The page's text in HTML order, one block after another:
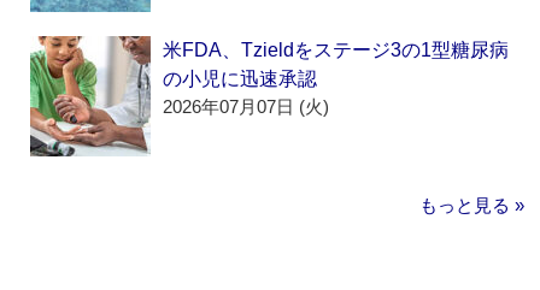
米FDA、Tzieldをステージ3の1型糖尿病
の小児に迅速承認
2026年07月07日 (火)
もっと見る »